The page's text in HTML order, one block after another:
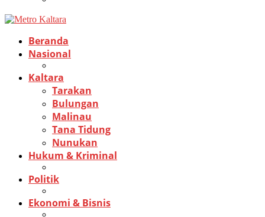
Beranda
Nasional
Kaltara
Tarakan
Bulungan
Malinau
Tana Tidung
Nunukan
Hukum & Kriminal
Politik
Ekonomi & Bisnis